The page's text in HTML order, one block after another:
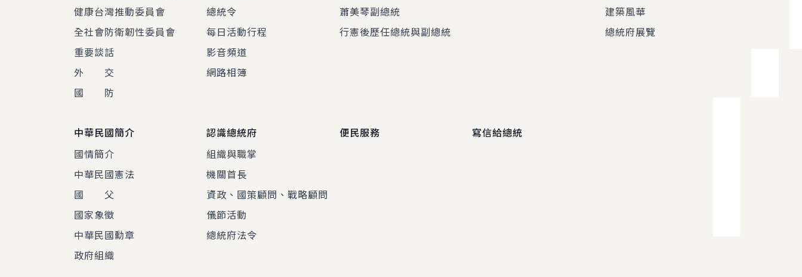
健康台灣推動委員會
全社會防衛韌性委員會
重要談話
外 交
國 防
總統令
每日活動行程
影音頻道
網路相簿
蕭美琴副總統
行憲後歷任總統與副總統
建築風華
總統府展覽
中華民國簡介
國情簡介
中華民國憲法
國 父
國家象徵
中華民國勳章
政府組織
認識總統府
組織與職掌
機關首長
資政、國策顧問、戰略顧問
儀節活動
總統府法令
便民服務 寫信給總統